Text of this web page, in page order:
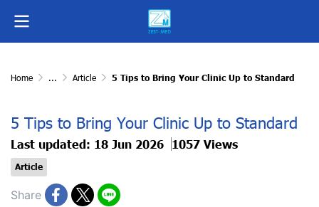
Home ... Article 5 Tips to Bring Your Clinic Up to Standard
5 Tips to Bring Your Clinic Up to Standard
Last updated: 18 Jun 2026 1057 Views
Article
Share